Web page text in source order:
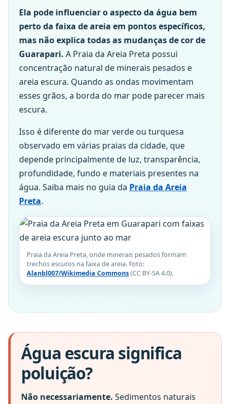
Ela pode influenciar o aspecto da água bem
perto da faixa de areia em pontos específicos,
mas não explica todas as mudanças de cor de
Guarapari. A Praia da Areia Preta possui
concentração natural de minerais pesados e
areia escura. Quando as ondas movimentam
esses grãos, a borda do mar pode parecer mais
escura.
Isso é diferente do mar verde ou turquesa
observado em várias praias da cidade, que
depende principalmente de luz, transparência,
profundidade, fundo e materiais presentes na
água. Saiba mais no guia da Praia da Areia
Preta.
Praia da Areia Preta, onde minerais pesados formam
trechos escuros na faixa de areia. Foto:
Alanbl007/Wikimedia Commons(CC BY-SA 4.0).
Água escura significa
poluição?
Não necessariamente. Sedimentos naturais